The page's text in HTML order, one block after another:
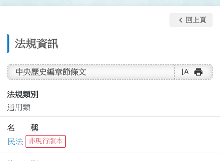
法規資訊
keyboard_arrow_left 回上頁
中央歷史編章節條文 text_rotate_vertical print
法規類別
通用類
名 稱
民法
非現行版本